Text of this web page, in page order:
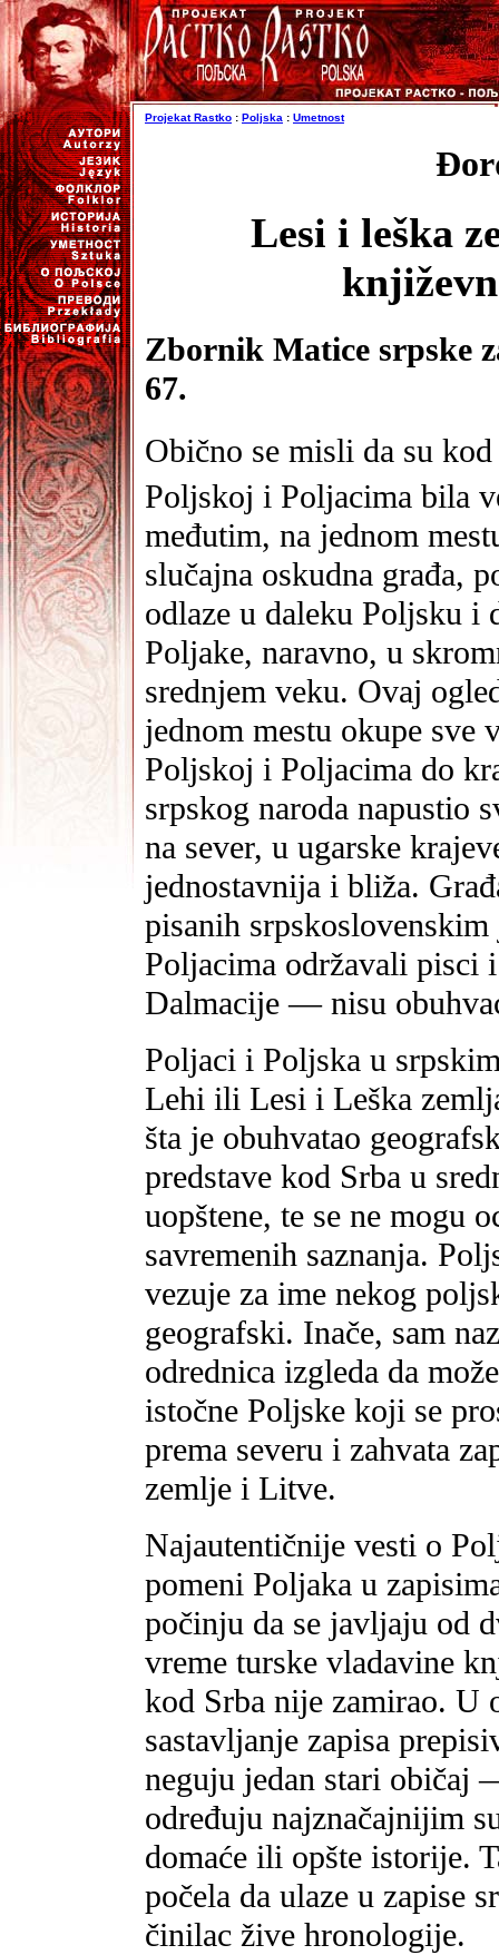
Projekat Rastko : Poljska : Umetnost
Lesi i leška
Zbornik Matice srpske
67.
Obično se misli da su
Poljskoj i Poljacima bila
međutim, na jednom
slučajna oskudna građa,
odlaze u daleku Poljsku i
Poljake, naravno, u
srednjem veku. Ovaj
jednom mestu okupe sve
Poljskoj i Poljacima do
srpskog naroda napustio
na sever, u ugarske
jednostavnija i bliža.
pisanih
Poljacima održavali
Dalmacije — nisu
Poljaci i Poljska u
Lehi ili Lesi i Leška
šta je obuhvatao
predstave kod Srba u
uopštene, te se ne mogu
savremenih saznanja.
vezuje za ime nekog
geografski. Inače, sam
odrednica izgleda da
istočne Poljske koji se
prema severu i zahvata
zemlje i Litve.
Najautentičnije vesti o
pomeni Poljaka u
počinju da se javljaju od
vreme turske vladavine
kod Srba nije zamirao. U
sastavljanje zapisa
neguju jedan stari običaj
određuju najznačajnijim
domaće ili opšte istorije.
počela da ulaze u zapise
činilac žive hronologije.